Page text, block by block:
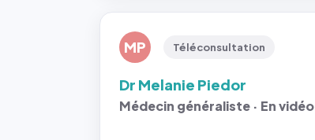
MP Téléconsultation
Dr Melanie Piedor
Médecin généraliste · En vidéo